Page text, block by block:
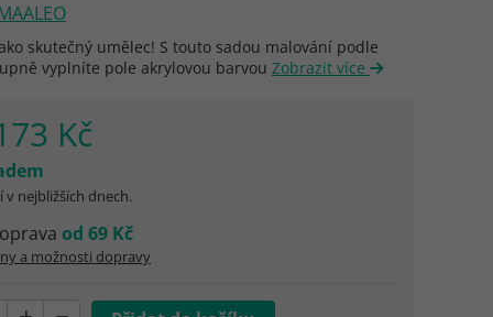
skutečný umělec! S touto sadou malování podle
vyplníte pole akrylovou barvou Zobrazit více
Kč
v nejbližších dnech.
od 69 Kč
a možnosti dopravy